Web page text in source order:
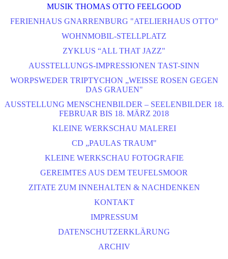
MUSIK THOMAS OTTO FEELGOOD
FERIENHAUS GNARRENBURG "ATELIERHAUS OTTO"
WOHNMOBIL-STELLPLATZ
ZYKLUS “ALL THAT JAZZ"
AUSSTELLUNGS-IMPRESSIONEN TAST-SINN
WORPSWEDER TRIPTYCHON „WEISSE ROSEN GEGEN D
AS GRAUEN"
AUSSTELLUNG MENSCHENBILDER – SEELENBILDER 18.
FEBRUAR BIS 18. MÄRZ 2018
KLEINE WERKSCHAU MALEREI
CD „PAULAS TRAUM"
KLEINE WERKSCHAU FOTOGRAFIE
GEREIMTES AUS DEM TEUFELSMOOR
ZITATE ZUM INNEHALTEN & NACHDENKEN
KONTAKT
IMPRESSUM
DATENSCHUTZERKLÄRUNG
ARCHIV